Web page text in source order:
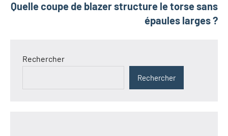
Quelle coupe de blazer structure le torse sans
épaules larges ?
Rechercher
Rechercher